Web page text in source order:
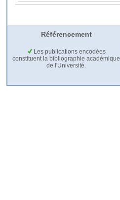
Référencement
Les publications encodées
constituent la bibliographie académique
de l'Université.